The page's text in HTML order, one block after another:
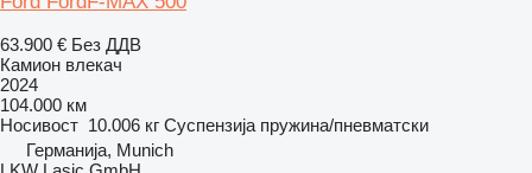
63.900 € Без ДДВ
Камион влекач
2024
104.000 км
Носивост 10.006 кг Суспензија пружина/пневматски
Германија, Munich